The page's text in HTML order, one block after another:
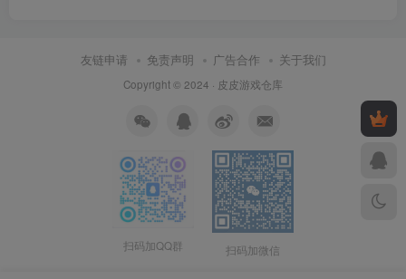
友链申请 免责声明 广告合作 关于我们
Copyright © 2024 · 皮皮游戏仓库
扫码加QQ群 扫码加微信